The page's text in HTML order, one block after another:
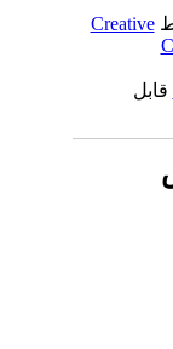
Creative